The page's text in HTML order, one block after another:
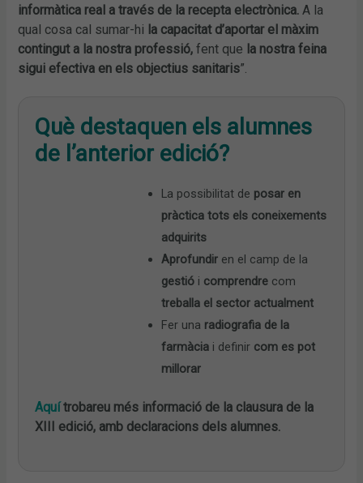
informàtica real a través de la recepta electrònica.A la
qual cosa cal sumar-hi la capacitat d’aportar el màxim
contingut a la nostra professió,fent que la nostra feina
sigui efectiva en els objectius sanitaris”.
Què destaquen els alumnes
de l’anterior edició?
La possibilitat de posar en
pràctica tots els coneixements
adquirits
Aprofundir en el camp de la
gestió i comprendre com
treballa el sector actualment
Fer una radiografia de la
farmàcia i definir com es pot
millorar
Aquítrobareu més informació de la clausura de la
XIII edició, amb declaracions dels alumnes.